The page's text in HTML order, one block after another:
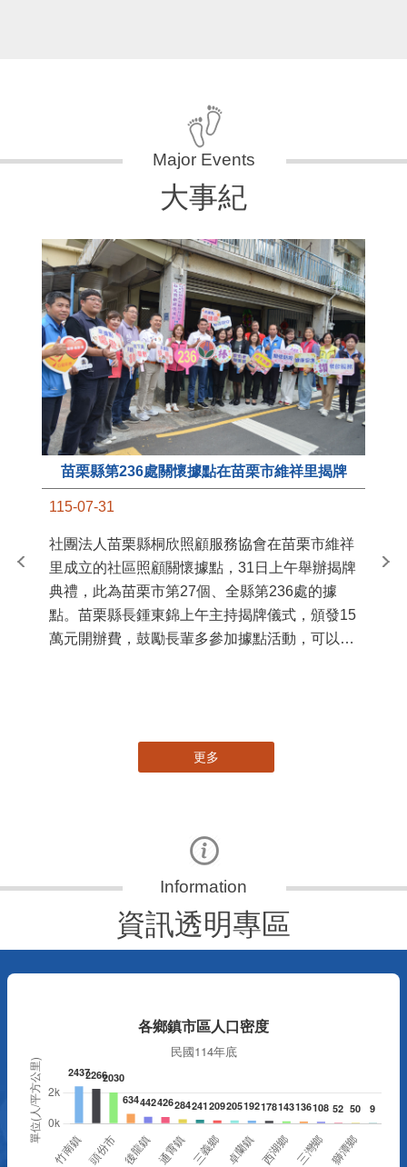
大事紀
苗栗縣第236處關懷據點在苗栗市維祥里揭牌
115-07-31
社團法人苗栗縣桐欣照顧服務協會在苗栗市維祥
里成立的社區照顧關懷據點，31日上午舉辦揭牌
典禮，此為苗栗市第27個、全縣第236處的據
點。苗栗縣長鍾東錦上午主持揭牌儀式，頒發15
萬元開辦費，鼓勵長輩多參加據點活動，可以更
苗
更多
資訊透明專區